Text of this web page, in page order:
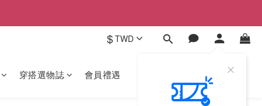
$TWD
穿搭選物誌 會員禮遇